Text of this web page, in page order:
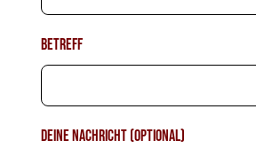
Betreff
Deine Nachricht (optional)